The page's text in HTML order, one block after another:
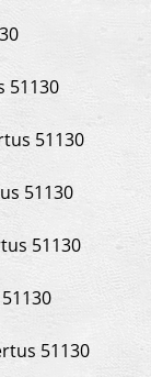
51130
51130
51130
51130
51130